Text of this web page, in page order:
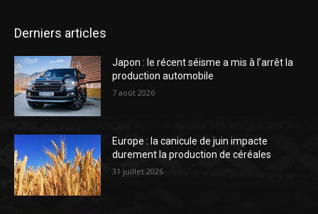
Derniers articles
Japon : le récent séisme a mis à l’arrêt la
production automobile
7 août 2026
Europe : la canicule de juin impacte
durement la production de céréales
31 juillet 2026